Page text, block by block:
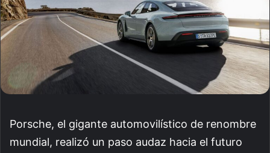
Porsche, el gigante automovilístico de renombre
mundial, realizó un paso audaz hacia el futuro